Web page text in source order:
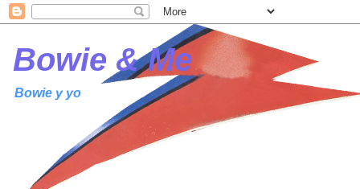
Bowie & Me
Bowie y yo